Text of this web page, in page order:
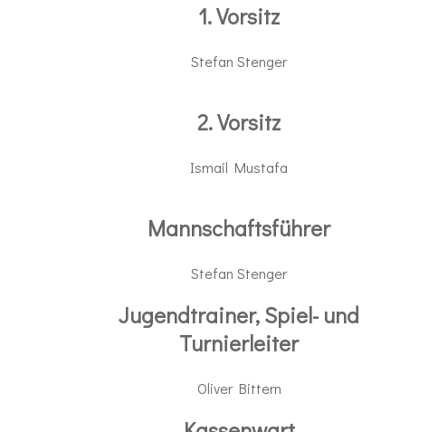
1. Vorsitz
Stefan Stenger
2. Vorsitz
Ismail Mustafa
Mannschaftsführer
Stefan Stenger
Jugendtrainer, Spiel- und
Turnierleiter
Oliver Bittern